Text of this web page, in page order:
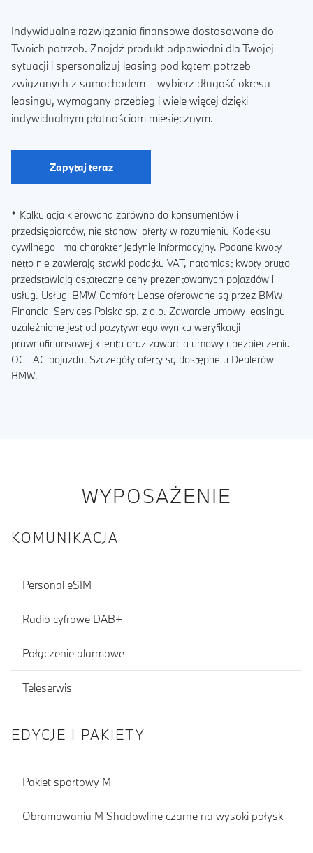
Indywidualne rozwiązania finansowe dostosowane do
Twoich potrzeb. Znajdź produkt odpowiedni dla Twojej
sytuacji i spersonalizuj leasing pod kątem potrzeb
związanych z samochodem – wybierz długość okresu
leasingu, wymagany przebieg i wiele więcej dzięki
indywidualnym płatnościom miesięcznym.
Zapytaj teraz
* Kalkulacja kierowana zarówno do konsumentów i
przedsiębiorców, nie stanowi oferty w rozumieniu Kodeksu
cywilnego i ma charakter jedynie informacyjny. Podane kwoty
netto nie zawierają stawki podatku VAT, natomiast kwoty brutto
przedstawiają ostateczne ceny prezentowanych pojazdów i
usług. Usługi BMW Comfort Lease oferowane są przez BMW
Financial Services Polska sp. z o.o. Zawarcie umowy leasingu
uzależnione jest od pozytywnego wyniku weryfikacji
prawnofinansowej klienta oraz zawarcia umowy ubezpieczenia
OC i AC pojazdu. Szczegóły oferty są dostępne u Dealerów
BMW.
WYPOSAŻENIE
KOMUNIKACJA
Personal eSIM
Radio cyfrowe DAB+
Połączenie alarmowe
Teleserwis
EDYCJE I PAKIETY
Pakiet sportowy M
Obramowania M Shadowline czarne na wysoki połysk